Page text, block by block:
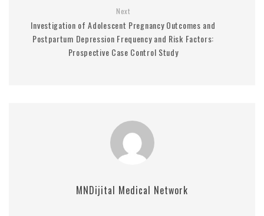
Next
Investigation of Adolescent Pregnancy Outcomes and
Postpartum Depression Frequency and Risk Factors:
Prospective Case Control Study
MNDijital Medical Network